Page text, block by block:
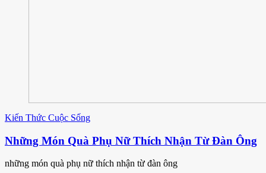
Kiến Thức Cuộc Sống
Những Món Quà Phụ Nữ Thích Nhận Từ Đàn Ông
những món quà phụ nữ thích nhận từ đàn ông